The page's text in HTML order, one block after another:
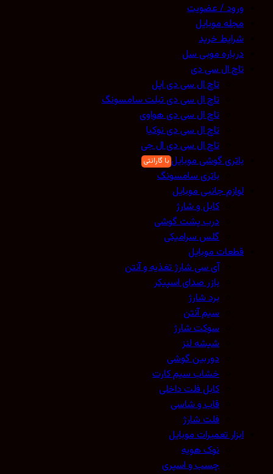
ورود / عضویت
مجله موبایل
شرایط خرید
درباره موبی سل
تاچ ال سی دی
تاچ ال سی دی اپل
تاچ ال سی دی تبلت سامسونگ
تاچ ال سی دی هواوی
تاچ ال سی دی نوکیا
تاچ ال سی دی ال جی
باتری گوشی موبایل
باتری سامسونگ
لوازم جانبی موبایل
کابل و شارژ
درب پشت گوشی
گلس سرامیکی
قطعات موبایل
آی سی شارژ تغذیه و آنتن
بازر صدای اسپیکر
برد شارژ
سیم آنتن
سوکت شارژ
شیشه لنز
دوربین گوشی
خشاب سیم کارت
کابل فلت داخلی
قاب و شاسی
فلت شارژ
ابزار تعمیرات موبایل
نوک هویه
چسب و اسپری